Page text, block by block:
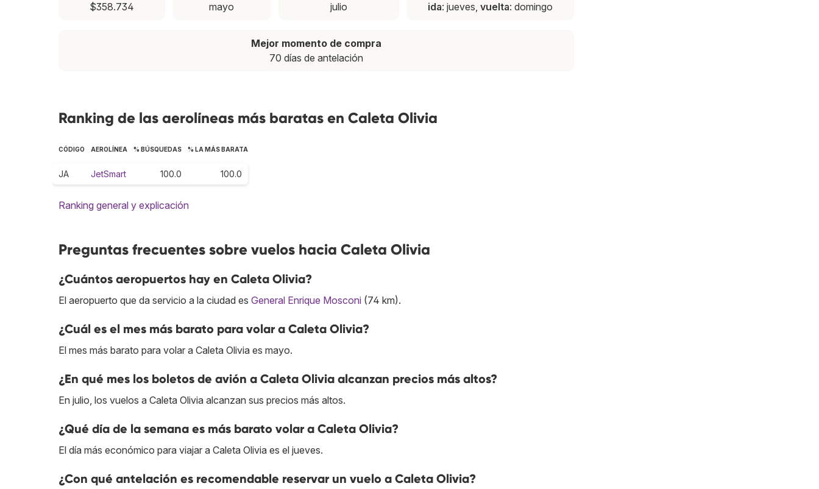
$358.734
mayo
julio
ida: jueves, vuelta: domingo
Mejor momento de compra
70 días de antelación
Ranking de las aerolíneas más baratas en Caleta Olivia
CÓDIGO AEROLÍNEA % BÚSQUEDAS % LA MÁS BARATA
JA JetSmart 100.0 100.0
Ranking general y explicación
Preguntas frecuentes sobre vuelos hacia Caleta Olivia
¿Cuántos aeropuertos hay en Caleta Olivia?
El aeropuerto que da servicio a la ciudad es General Enrique Mosconi (74 km).
¿Cuál es el mes más barato para volar a Caleta Olivia?
El mes más barato para volar a Caleta Olivia es mayo.
¿En qué mes los boletos de avión a Caleta Olivia alcanzan precios más altos?
En julio, los vuelos a Caleta Olivia alcanzan sus precios más altos.
¿Qué día de la semana es más barato volar a Caleta Olivia?
El día más económico para viajar a Caleta Olivia es el jueves.
¿Con qué antelación es recomendable reservar un vuelo a Caleta Olivia?